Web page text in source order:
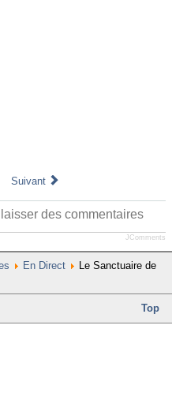
Suivant
des commentaires
JComments
En Direct
Le Sanctuaire de
Top